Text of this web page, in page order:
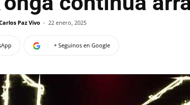
Paz Vivo - 22 enero, 2025
+ Seguinos en Google